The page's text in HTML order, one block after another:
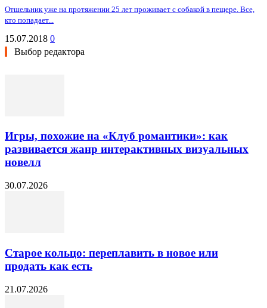
Отшельник уже на протяжении 25 лет проживает с собакой в пещере. Все,
кто попадает...
15.07.2018 0
Выбор редактора
Игры, похожие на «Клуб романтики»: как
развивается жанр интерактивных визуальных
новелл
30.07.2026
Старое кольцо: переплавить в новое или
продать как есть
21.07.2026